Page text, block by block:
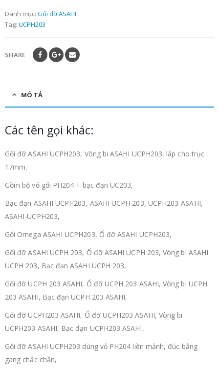
Danh mục: Gối đỡ ASAHI
Tag: UCPH203
SHARE
MÔ TẢ
Các tên gọi khác:
Gối đỡ ASAHI UCPH203, Vòng bi ASAHI UCPH203, lắp cho trục
17mm,
Gồm bộ vỏ gối PH204 + bạc đạn UC203,
Bạc đạn ASAHI UCPH203, ASAHI UCPH 203, UCPH203-ASAHI,
ASAHI-UCPH203,
Gối Omega ASAHI UCPH203, Ổ đỡ ASAHI UCPH203,
Gối đỡ ASAHI UCPH 203, Ổ đỡ ASAHI UCPH 203, Vòng bi ASAHI
UCPH 203, Bạc đạn ASAHI UCPH 203,
Gối đỡ UCPH 203 ASAHI, Ổ đỡ UCPH 203 ASAHI, Vòng bi UCPH
203 ASAHI, Bạc đạn UCPH 203 ASAHI,
Gối đỡ UCPH203 ASAHI, Ổ đỡ UCPH203 ASAHI, Vòng bi
UCPH203 ASAHI, Bạc đạn UCPH203 ASAHI,
Gối đỡ ASAHI UCPH203 dùng vỏ PH204 liền mảnh, đúc bằng
gang chắc chắn,